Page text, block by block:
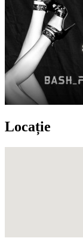
Locație